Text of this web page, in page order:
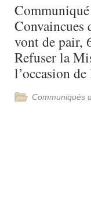
Convaincues
vont de pair,
Refuser la
l’occasion
Communiqués